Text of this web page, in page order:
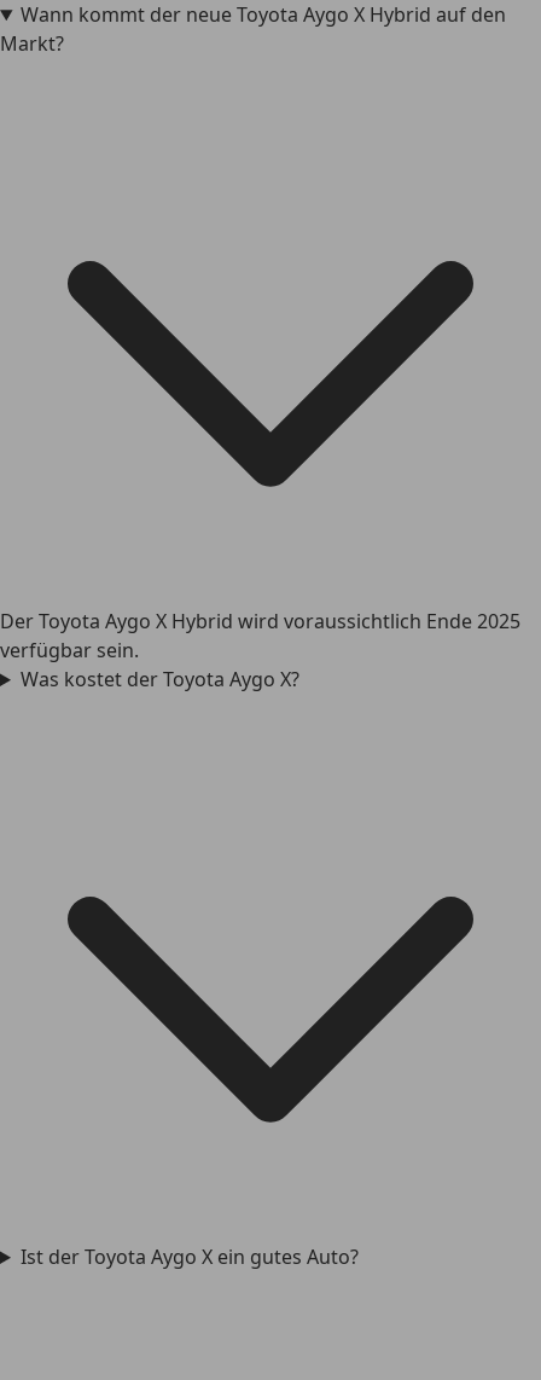
Wann kommt der neue Toyota Aygo X Hybrid auf den
Markt?
Der Toyota Aygo X Hybrid wird voraussichtlich Ende 2025
verfügbar sein.
Was kostet der Toyota Aygo X?
Ist der Toyota Aygo X ein gutes Auto?